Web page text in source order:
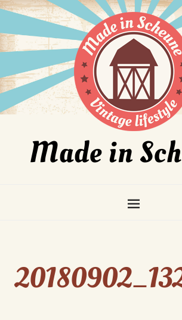
Made in